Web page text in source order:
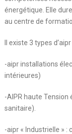
énergétique. Elle
au centre de
Il existe 3 types d’aipr
-aipr installations
intérieures)
-AIPR haute
sanitaire).
-aipr « Industrielle » :